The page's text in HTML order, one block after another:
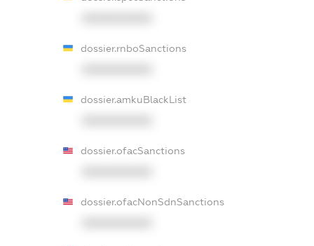
dossier.rnboSanctions
dossier.amkuBlackList
dossier.ofacSanctions
dossier.ofacNonSdnSanctions